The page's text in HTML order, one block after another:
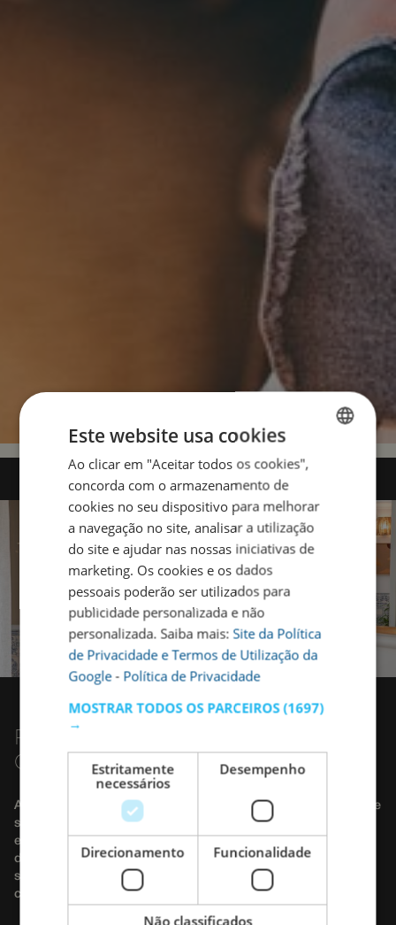
PLANEIE A SUA VIAGEM EM GRUPO
COM TOTAL TRANQUILIDADE
A organização de uma viagem para um grupo numeroso pode
ser exigente, nós tratamos de todos os detalhes. Seja uma
escapadinha entre amigos, um grupo de colegas, um grupo
de trabalho ou uma família alargada, disponibilizamos
soluções completas para garantir uma estadia simples,
confortável e memorável.
ENGLISH
PORTUGUESE
Este website usa cookies
Ao clicar em "Aceitar todos os cookies",
concorda com o armazenamento de
cookies no seu dispositivo para melhorar
a navegação no site, analisar a utilização
do site e ajudar nas nossas iniciativas de
marketing. Os cookies e os dados
pessoais poderão ser utilizados para
publicidade personalizada e não
personalizada. Saiba mais: Site da Política
de Privacidade e Termos de Utilização da
Google- Política de Privacidade
MOSTRAR TODOS OS PARCEIROS (1697)
→
Estritamente
necessários
Desempenho
Direcionamento Funcionalidade
Não classificados